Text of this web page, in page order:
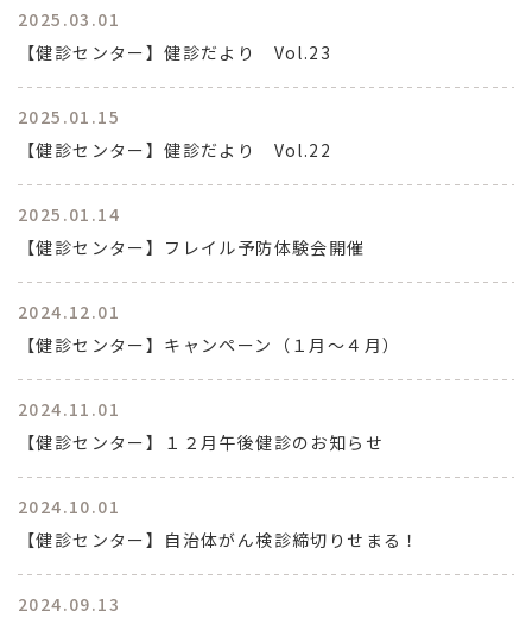
2025.03.01
【健診センター】健診だより Vol.23
2025.01.15
【健診センター】健診だより Vol.22
2025.01.14
【健診センター】フレイル予防体験会開催
2024.12.01
【健診センター】キャンペーン（１月～４月）
2024.11.01
【健診センター】１２月午後健診のお知らせ
2024.10.01
【健診センター】自治体がん検診締切りせまる！
2024.09.13